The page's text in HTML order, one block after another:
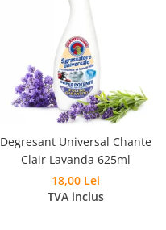
Degresant Universal Chante
Clair Lavanda 625ml
18,00 Lei
TVA inclus